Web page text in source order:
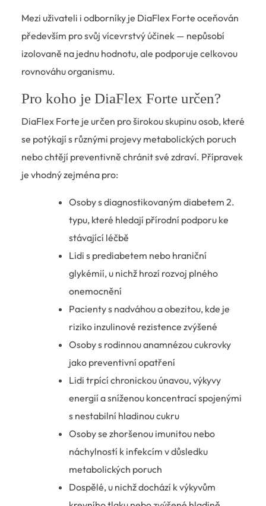
Mezi uživateli i odborníky je DiaFlex Forte oceňován
především pro svůj vícevrstvý účinek — nepůsobí
izolovaně na jednu hodnotu, ale podporuje celkovou
rovnováhu organismu.
Pro koho je DiaFlex Forte určen?
DiaFlex Forte je určen pro širokou skupinu osob, které
se potýkají s různými projevy metabolických poruch
nebo chtějí preventivně chránit své zdraví. Přípravek
je vhodný zejména pro:
Osoby s diagnostikovaným diabetem 2.
typu, které hledají přírodní podporu ke
stávající léčbě
Lidi s prediabetem nebo hraniční
glykémií, u nichž hrozí rozvoj plného
onemocnění
Pacienty s nadváhou a obezitou, kde je
riziko inzulinové rezistence zvýšené
Osoby s rodinnou anamnézou cukrovky
jako preventivní opatření
Lidi trpící chronickou únavou, výkyvy
energií a sníženou koncentrací spojenými
s nestabilní hladinou cukru
Osoby se zhoršenou imunitou nebo
náchylností k infekcím v důsledku
metabolických poruch
Dospělé, u nichž dochází k výkyvům